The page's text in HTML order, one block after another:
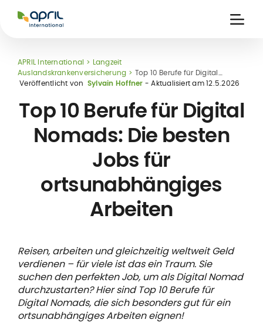
International
APRIL International
Langzeit
Auslandskrankenversicherung
Top 10 Berufe für Digital
Nomads: Die besten Jobs für ortsunabhängiges Arbeiten
Veröffentlicht von Sylvain Hoffner - Aktualisiert am12.5.2026
Top 10 Berufe für Digital
Nomads: Die besten
Jobs für
ortsunabhängiges
Arbeiten
Reisen, arbeiten und gleichzeitig weltweit Geld
verdienen – für viele ist das ein Traum. Sie
suchen den perfekten Job, um als Digital Nomad
durchzustarten? Hier sind Top 10 Berufe für
Digital Nomads, die sich besonders gut für ein
ortsunabhängiges Arbeiten eignen!